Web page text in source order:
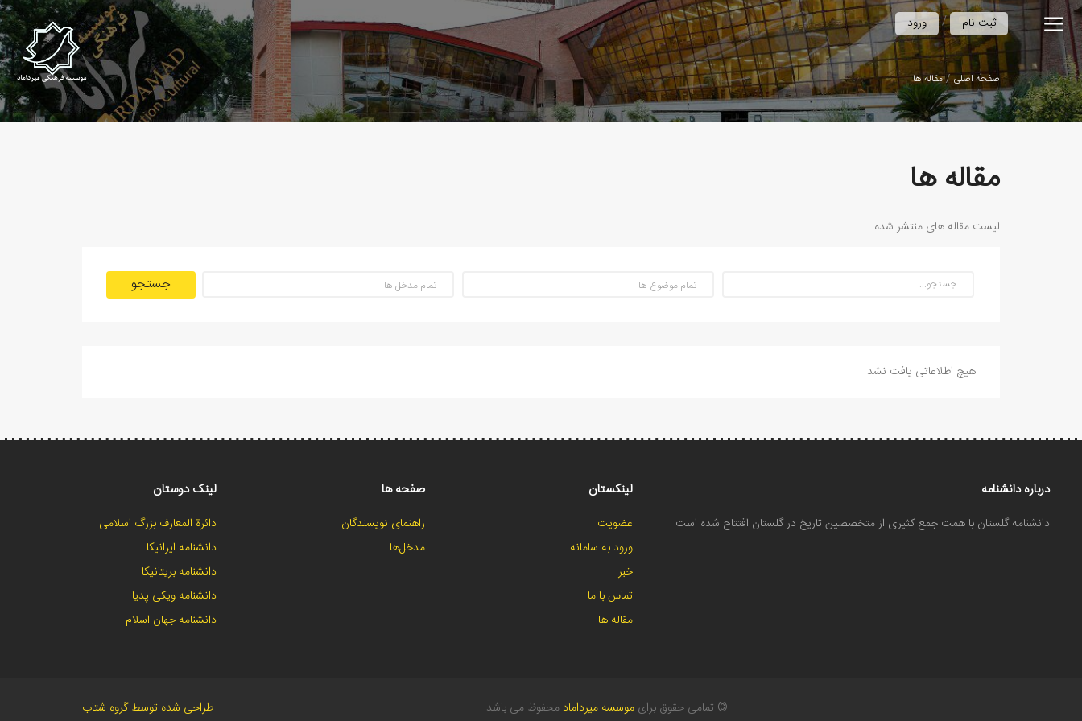
ورود / ثبت نام
صفحه اصلی مقاله ها
مقاله ها
لیست مقاله های منتشر شده
جستجو
هیچ اطلاعاتی یافت نشد
درباره دانشنامه
دانشنامه گلستان با همت جمع کثیری از متخصصین تاریخ در گلستان افتتاح شده است
لینکستان
عضویت
ورود به سامانه
خبر
تماس با ما
مقاله ها
صفحه ها
راهنمای نویسندگان
مدخل‌ها
لینک دوستان
دائرة المعارف بزرگ اسلامی
دانشنامه ایرانیکا
دانشنامه بریتانیکا
دانشنامه ویکی پدیا
دانشنامه جهان اسلام
طراحی شده توسط گروه شتاب © تمامی حقوق برای موسسه میرداماد محفوظ می باشد